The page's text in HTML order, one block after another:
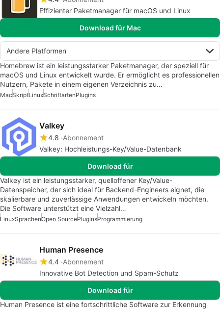
Effizienter Paketmanager für macOS und Linux
Download für Mac
Andere Platformen
Homebrew ist ein leistungsstarker Paketmanager, der speziell für
macOS und Linux entwickelt wurde. Er ermöglicht es professionellen
Nutzern, Pakete in einem eigenen Verzeichnis zu…
MacSkriptLinuxSchriftartenPlugins
Valkey
4.8 Abonnement
Valkey: Hochleistungs-Key/Value-Datenbank
Download für
Valkey ist ein leistungsstarker, quelloffener Key/Value-
Datenspeicher, der sich ideal für Backend-Engineers eignet, die
skalierbare und zuverlässige Anwendungen entwickeln möchten.
Die Software unterstützt eine Vielzahl…
LinuxSprachenOpen SourcePluginsProgrammierung
Human Presence
4.4 Abonnement
Innovative Bot Detection und Spam-Schutz
Download für
Human Presence ist eine fortschrittliche Software zur Erkennung